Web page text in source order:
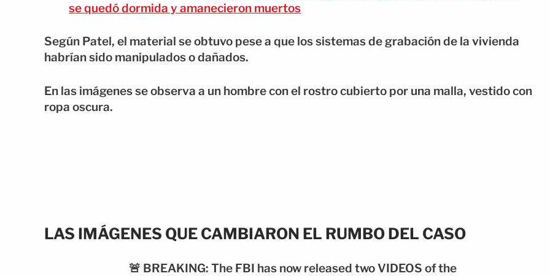
se quedó dormida y amanecieron muertos
Según Patel, el material se obtuvo pese a que los sistemas de grabación de la vivienda
habrían sido manipulados o dañados.
En las imágenes se observa a un hombre con el rostro cubierto por una malla, vestido con
ropa oscura.
LAS IMÁGENES QUE CAMBIARON EL RUMBO DEL CASO
🚨 BREAKING: The FBI has now released two VIDEOS of the